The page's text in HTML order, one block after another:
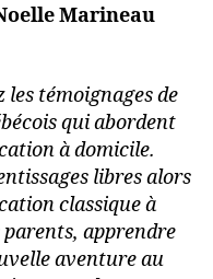
Marineau
témoignages de
qui abordent
à domicile.
libres alors
classique à
apprendre
aventure au